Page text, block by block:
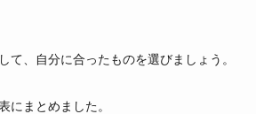
て、自分に合ったものを選びましょう。
にまとめました。